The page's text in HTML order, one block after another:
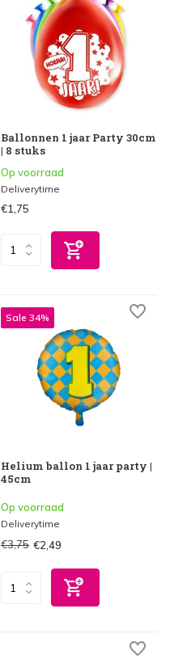
Ballonnen 1 jaar Party 30cm
| 8 stuks
Op voorraad
Deliverytime
€1,75
Sale 34%
Helium ballon 1 jaar party |
45cm
Op voorraad
Deliverytime
€3,75 €2,49